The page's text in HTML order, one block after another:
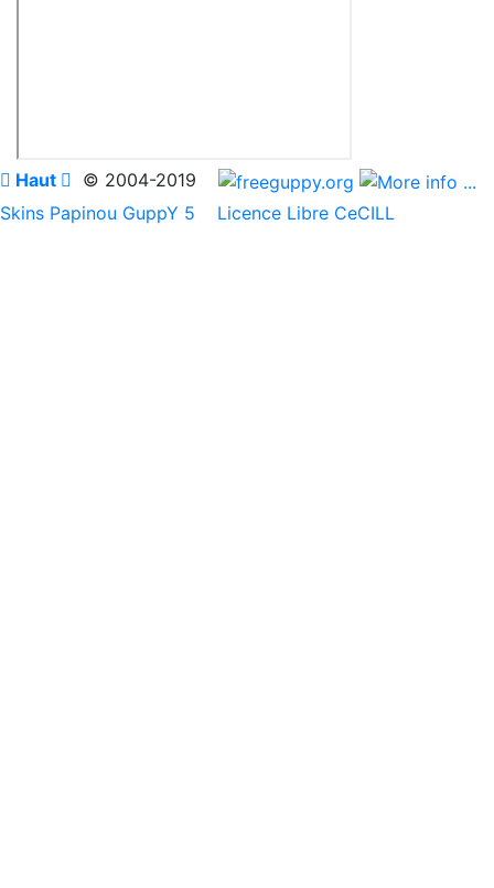
 Haut  © 2004-2019
Skins Papinou GuppY 5
Licence Libre CeCILL